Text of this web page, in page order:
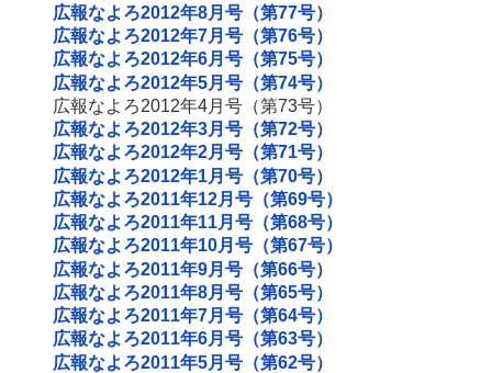
広報なよろ2012年8月号（第77号）
広報なよろ2012年7月号（第76号）
広報なよろ2012年6月号（第75号）
広報なよろ2012年5月号（第74号）
広報なよろ2012年4月号（第73号）
広報なよろ2012年3月号（第72号）
広報なよろ2012年2月号（第71号）
広報なよろ2012年1月号（第70号）
広報なよろ2011年12月号（第69号）
広報なよろ2011年11月号（第68号）
広報なよろ2011年10月号（第67号）
広報なよろ2011年9月号（第66号）
広報なよろ2011年8月号（第65号）
広報なよろ2011年7月号（第64号）
広報なよろ2011年6月号（第63号）
広報なよろ2011年5月号（第62号）